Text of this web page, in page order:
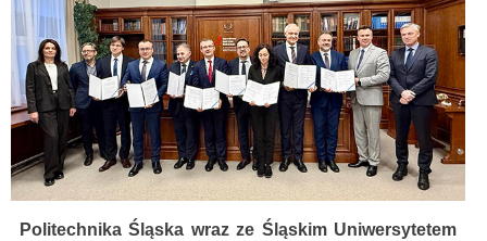
Politechnika Śląska wraz ze Śląskim Uniwersytetem